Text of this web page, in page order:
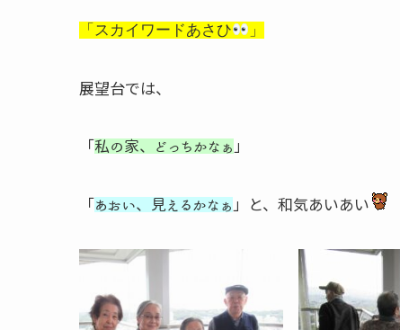
「 スカイワードあさひ 」
展望台では、
「私の家、どっちかなぁ」
「あおい、見えるかなぁ」と、和気あいあい